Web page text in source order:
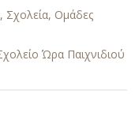
Σχολεία, Ομάδες
Ώρα Παιχνιδιού